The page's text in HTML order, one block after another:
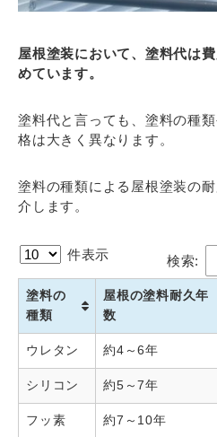
屋根塗装において、塗料代は
めています。
塗料代と言っても、塗料の種
格は大きく異なります。
塗料の種類による屋根塗装の
介します。
件表示 検索:
塗料の
種類
屋根の塗料耐久年
数
ウレタン 約4～6年
シリコン 約5～7年
フッ素 約7～10年